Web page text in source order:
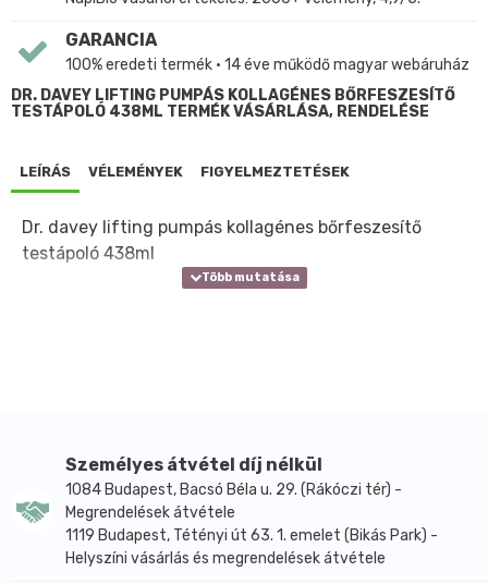
GARANCIA
100% eredeti termék • 14 éve működő magyar webáruház
DR. DAVEY LIFTING PUMPÁS KOLLAGÉNES BŐRFESZESÍTŐ
TESTÁPOLÓ 438ML TERMÉK VÁSÁRLÁSA, RENDELÉSE
LEÍRÁS VÉLEMÉNYEK FIGYELMEZTETÉSEK
Dr. davey lifting pumpás kollagénes bőrfeszesítő
testápoló 438ml
Személyes átvétel díj nélkül
1084 Budapest, Bacsó Béla u. 29. (Rákóczi tér) -
Megrendelések átvétele
1119 Budapest, Tétényi út 63. 1. emelet (Bikás Park) -
Helyszíni vásárlás és megrendelések átvétele